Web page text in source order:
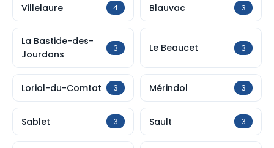
Villelaure 4 Blauvac 3
La Bastide-des-
Jourdans
3 Le Beaucet 3
Loriol-du-Comtat 3 Mérindol 3
Sablet 3 Sault 3